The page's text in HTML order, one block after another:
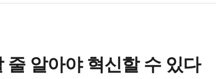
줄 알아야 혁신할 수 있다